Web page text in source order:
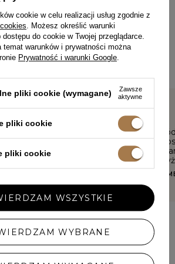
Z INNYMI
innym klientkom w wyborze.
podziel się swoimi wrażeniami – liczy
się każdy detal.
pięknie
sylwetce
5/5
Piękna
dobrym
mają
ANETA,
cookie w celu realizacji usług zgodnie z
. Możesz określić warunki
do cookie w Twojej przeglądarce.
temat warunków i prywatności można
Prywatność i warunki Google.
pliki cookie (wymagane)
Zawsze
aktywne
pliki cookie
pliki cookie
WYBRANE
WSZYSTKIE